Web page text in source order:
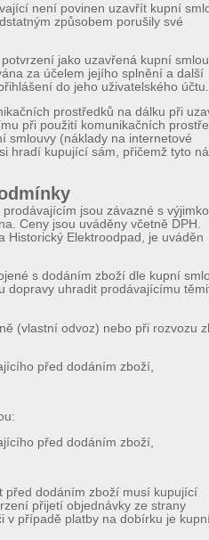
není povinen uzavřít kupní
způsobem porušily své
jako uzavřená kupní
za účelem jejího splnění a další
do jeho uživatelského účtu.
prostředků na dálku při
při použití komunikačních
smlouvy (náklady na internetové
hradí kupující sám, přičemž tyto
jsou závazné s
Ceny jsou uváděny včetně DPH.
Historický Elektroodpad, je uváděn
s dodáním zboží dle kupní
dopravy uhradit prodávajícímu
(vlastní odvoz) nebo při rozvozu
před dodáním zboží,
před dodáním zboží,
před dodáním zboží musí kupující
přijetí objednávky ze strany
v případě platby na dobírku je